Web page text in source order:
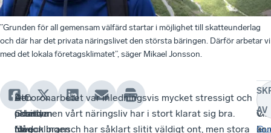
”Grunden för all gemensam välfärd startar i möjlighet till skatteunderlag
och där har det privata näringslivet den största bäringen. Därför arbetar vi
med det lokala företagsklimatet”, säger Mikael Jonsson.
Den
positiva
utvecklingen
–
Grunden
för
Att
arbeta
med
– Coronarbetet var inledningsvis mycket stressigt och
oklart, men vårt näringsliv har i stort klarat sig bra.
Någon bransch har såklart slitit väldigt ont, men stora
I
är
–
Vi
AV